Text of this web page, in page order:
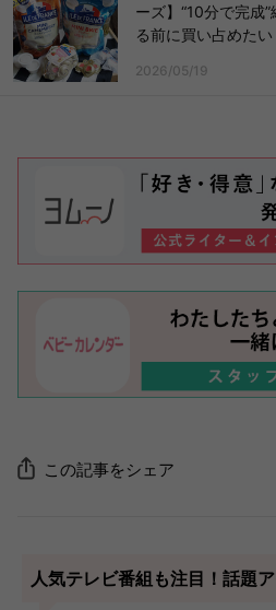
ーズ】“10分で完成
る前に買い占めたい
2026/05/19
この記事をシェア
人気テレビ番組も注目！話題